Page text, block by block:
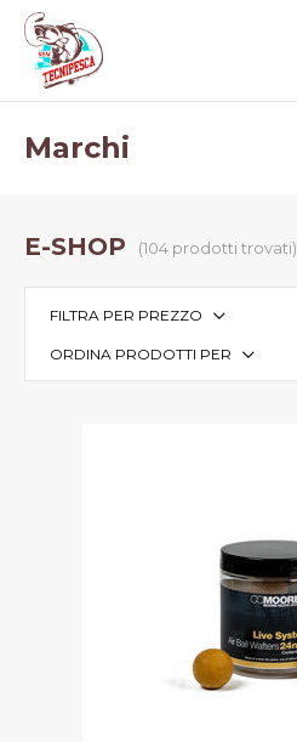
Marchi
E-SHOP (104 prodotti trovati)
FILTRA PER PREZZO
ORDINA PRODOTTI PER